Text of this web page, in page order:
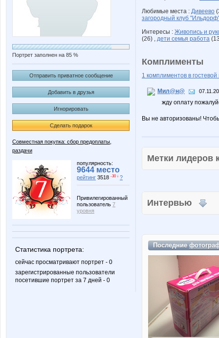
Портрет заполнен на 85 %
Отправить приватное сообщение
Добавить в друзья
Игнорировать
Сделать подарок
Совместная покупка: сбор предоплаты,
раздачи
популярность:
9644 место
рейтинг 3518 -30 ↓ ?
Привилегированный
пользователь 7
уровня
Статистика портрета:
сейчас просматривают портрет - 0
зарегистрированные пользователи
посетившие портрет за 7 дней - 0
Любимые места : Дивеево
загородный клуб
Интересы : Живопись и
(26) , дети семья работа
Комплименты
1 комплиментов в гостевой
Мил@н@
жду оплату
Вы не авторизованы!
Метки
Интервью
Последние